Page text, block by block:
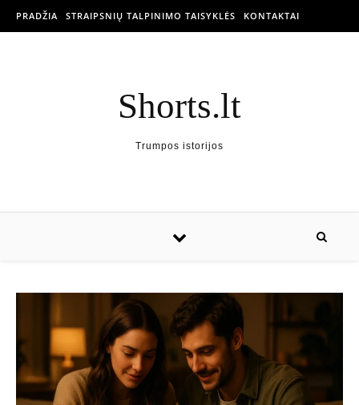
PRADŽIA STRAIPSNIŲ TALPINIMO TAISYKLĖS KONTAKTAI
Shorts.lt
Trumpos istorijos